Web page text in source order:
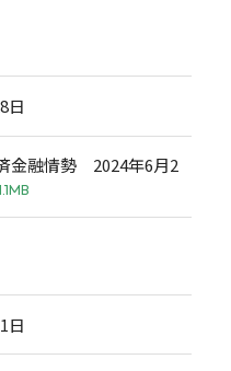
日
金融情勢 2024年6月2
日